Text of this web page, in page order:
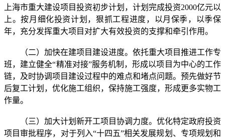
上海市重大建设项目投资初步计划，计划完成投资2000亿元以
上。按月细化投资计划，狠抓工程进度，以月保季，以季保
年，充分发挥重大项目对扩大有效投资的支撑和牵引作用。
（二）加快在建项目建设进度。依托重大项目推进工作专
班，建立健全“精准对接”服务机制，形成以项目为中心的工作
链，及时协调项目建设过程中的难点和堵点问题。预先做好节
后复工计划，优化施工组织，保持施工强度，形成更多实物工
作量。
（三）加大计划新开工项目协调力度。优化特定政府投资
项目审批程序，对于列入“十四五”相关发展规划、专项规划和